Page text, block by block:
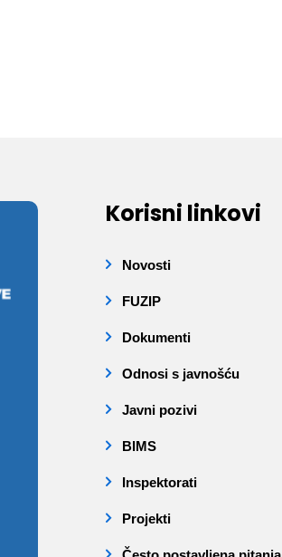
Korisni linkovi
Novosti
FUZIP
Dokumenti
Odnosi s javnošću
Javni pozivi
BIMS
Inspektorati
Projekti